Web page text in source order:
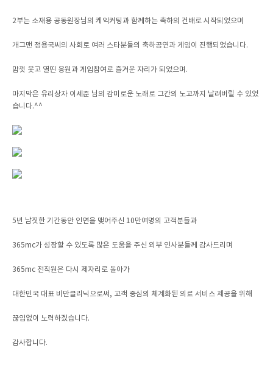
2부는 소재용 공동원장님의 케익커팅과 함께하는 축하의 건배로 시작되었으며
개그맨 정용국씨의 사회로 여러 스타분들의 축하공연과 게임이 진행되었습니다.
맘껏 웃고 열띤 응원과 게임참여로 즐거운 자리가 되었으며.
마지막은 유리상자 이세준 님의 감미로운 노래로 그간의 노고까지 날려버릴 수 있었
습니다.^^
5년 남짓한 기간동안 인연을 맺어주신 10만여명의 고객분들과
365mc가 성장할 수 있도록 많은 도움을 주신 외부 인사분들께 감사드리며
365mc 전직원은 다시 제자리로 돌아가
대한민국 대표 비만클리닉으로써, 고객 중심의 체계화된 의료 서비스 제공을 위해
끊임없이 노력하겠습니다.
감사합니다.